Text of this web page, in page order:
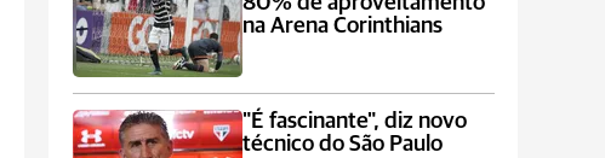
na Arena Corinthians
"É fascinante", diz novo
técnico do São Paulo